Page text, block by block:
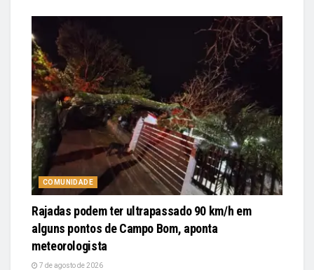
COMUNIDADE
Rajadas podem ter ultrapassado 90 km/h em
alguns pontos de Campo Bom, aponta
meteorologista
7 de agosto de 2026